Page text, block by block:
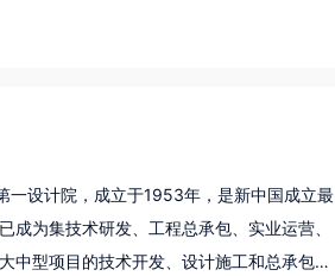
一设计院，成立于1953年，是新中国成立最
为集技术研发、工程总承包、实业运营、
中型项目的技术开发、设计施工和总承包建